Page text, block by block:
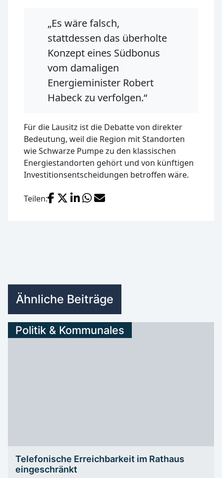
„Es wäre falsch,
stattdessen das überholte
Konzept eines Südbonus
vom damaligen
Energieminister Robert
Habeck zu verfolgen.“
Für die Lausitz ist die Debatte von direkter
Bedeutung, weil die Region mit Standorten
wie Schwarze Pumpe zu den klassischen
Energiestandorten gehört und von künftigen
Investitionsentscheidungen betroffen wäre.
Teilen: Facebook
X (Twitter)
LinkedIn
WhatsApp
Ähnliche Beiträge
Politik & Kommunales
Telefonische Erreichbarkeit im Rathaus
eingeschränkt